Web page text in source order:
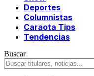
Deportes
Columnistas
Caraota Tips
Tendencias
Buscar